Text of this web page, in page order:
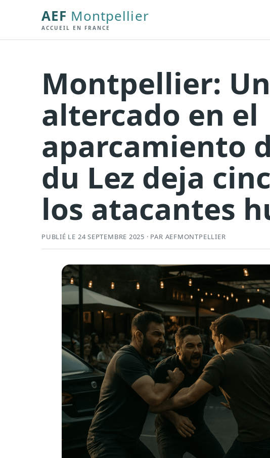
AEF Montpellier
ACCUEIL EN FRANCE
Montpellier:
altercado en el
aparcamiento
du Lez deja
los atacantes
PUBLIÉ LE 24 SEPTEMBRE 2025 · PAR AEFMONTPELLIER